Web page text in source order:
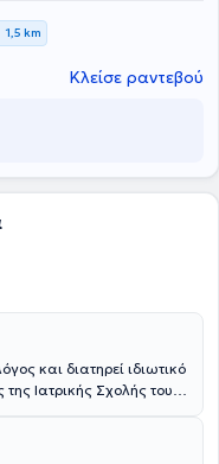
1,5 km
Κλείσε ραντεβού
και διατηρεί ιδιωτικό
της Ιατρικής Σχολής του
και στις νεότερες
εξειδίκευση στην